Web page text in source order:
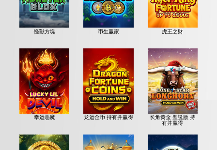
怪獸方塊 币生赢家 虎王之财
幸运恶魔 龙运金币 持有并赢得
长角黄金 聖誕版 持
有并赢得